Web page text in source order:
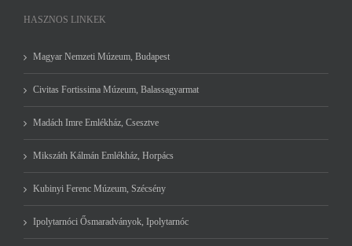
HASZNOS LINKEK
Magyar Nemzeti Múzeum, Budapest
Civitas Fortissima Múzeum, Balassagyarmat
Madách Imre Emlékház, Csesztve
Mikszáth Kálmán Emlékház, Horpács
Kubinyi Ferenc Múzeum, Szécsény
Ipolytarnóci Ősmaradványok, Ipolytarnóc